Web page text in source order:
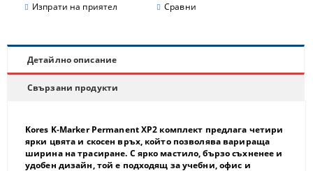
Изпрати на приятел Сравни
Детайлно описание
Свързани продукти
Kores K‑Marker Permanent XP2 комплект предлага четири
ярки цвята и скосен връх, който позволява варираща
ширина на трасиране. С ярко мастило, бързо съхненее и
удобен дизайн, той е подходящ за учебни, офис и